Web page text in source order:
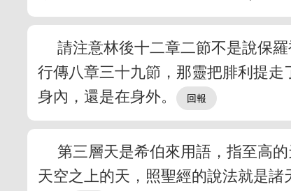
請注意林後十二章二節不是說保
行傳八章三十九節，那靈把腓利提
身內，還是在身外。
第三層天是希伯來用語，指至高
天空之上的天，照聖經的說法就是